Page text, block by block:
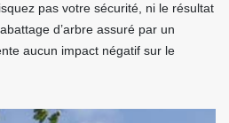
pas votre sécurité, ni le résultat
d’arbre assuré par un
aucun impact négatif sur le